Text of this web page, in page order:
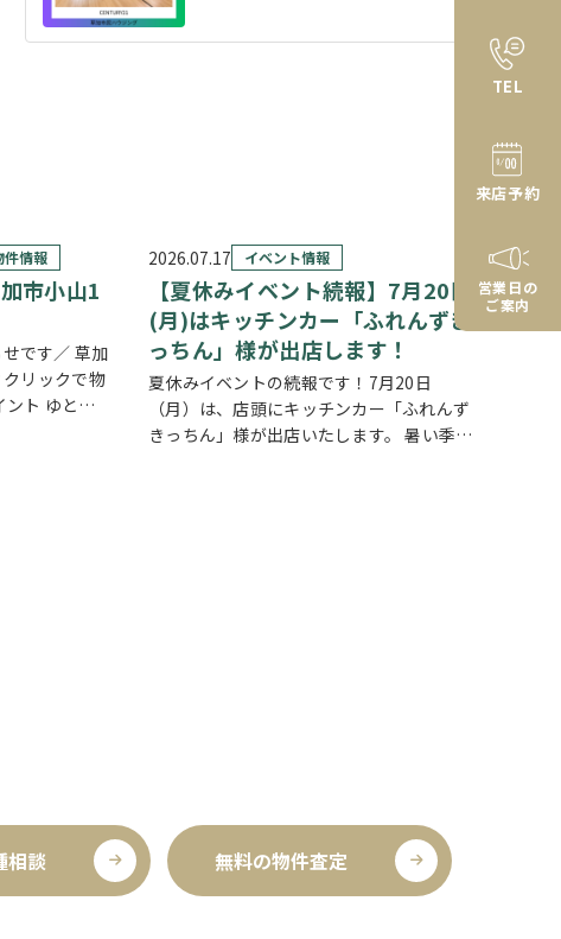
件情報
市小山1
です／ 草加
リックで物
ト ゆとり
2026.07.17 イベント情報
【夏休みイベント続報】7月20日
(月)はキッチンカー「ふれんずき
っちん」様が出店します！
夏休みイベントの続報です！7月20日
（月）は、店頭にキッチンカー「ふれんず
きっちん」様が出店いたします。 暑い季節
相談 無料の物件査定
TEL
来店予約
営業日の
ご案内